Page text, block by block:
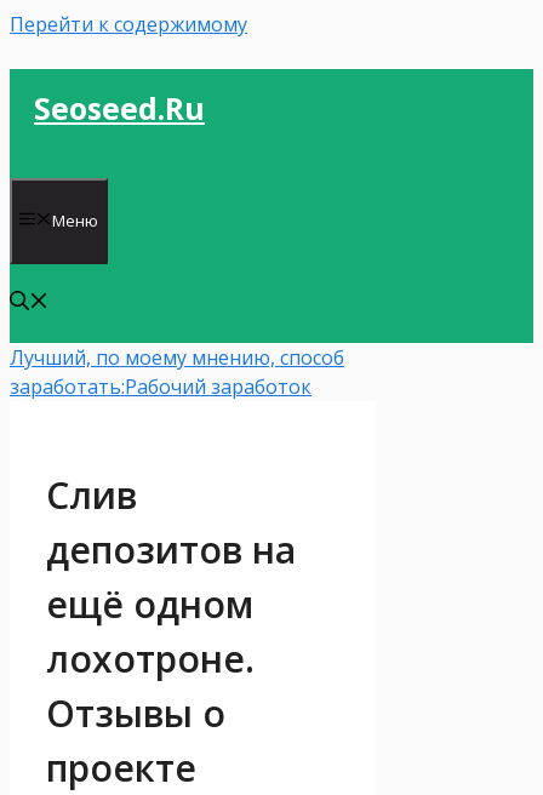
Перейти к содержимому
Seoseed.ru
Меню
Лучший, по моему мнению, способ
заработать:Рабочий заработок
Слив
депозитов на
ещё одном
лохотроне.
Отзывы о
проекте